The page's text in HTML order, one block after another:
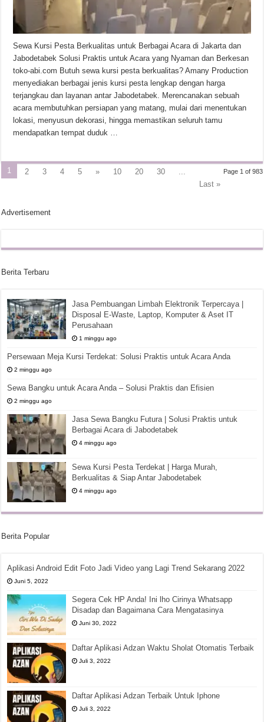
Sewa Kursi Pesta Berkualitas untuk Berbagai Acara di Jakarta dan
Jabodetabek Solusi Praktis untuk Acara yang Nyaman dan Berkesan
toko-abi.com Butuh sewa kursi pesta berkualitas? Amany Production
menyediakan berbagai jenis kursi pesta lengkap dengan harga
terjangkau dan layanan antar Jabodetabek. Merencanakan sebuah
acara membutuhkan persiapan yang matang, mulai dari menentukan
lokasi, menyusun dekorasi, hingga memastikan seluruh tamu
mendapatkan tempat duduk …
Page 1 of 983
1 2 3 4 5 » 10 20 30
...
Last »
Advertisement
Berita Terbaru
Jasa Pembuangan Limbah Elektronik Terpercaya |
Disposal E-Waste, Laptop, Komputer & Aset IT
Perusahaan
1 minggu ago
Persewaan Meja Kursi Terdekat: Solusi Praktis untuk Acara Anda
2 minggu ago
Sewa Bangku untuk Acara Anda – Solusi Praktis dan Efisien
2 minggu ago
Jasa Sewa Bangku Futura | Solusi Praktis untuk
Berbagai Acara di Jabodetabek
4 minggu ago
Sewa Kursi Pesta Terdekat | Harga Murah,
Berkualitas & Siap Antar Jabodetabek
4 minggu ago
Berita Popular
Aplikasi Android Edit Foto Jadi Video yang Lagi Trend Sekarang 2022
Juni 5, 2022
Segera Cek HP Anda! Ini lho Cirinya Whatsapp
Disadap dan Bagaimana Cara Mengatasinya
Juni 30, 2022
Daftar Aplikasi Adzan Waktu Sholat Otomatis Terbaik
Juli 3, 2022
Daftar Aplikasi Adzan Terbaik Untuk Iphone
Juli 3, 2022